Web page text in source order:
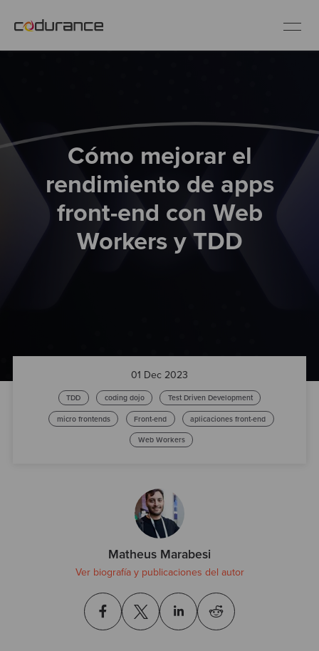
Servicios
Buenas prácticas
Sobre nosotros
Cómo mejorar el
rendimiento de apps
front-end con Web
Workers y TDD
01 Dec 2023
TDD coding dojo Test Driven Development
micro frontends Front-end aplicaciones front-end
Web Workers
Matheus Marabesi
Ver biografía y publicaciones del autor